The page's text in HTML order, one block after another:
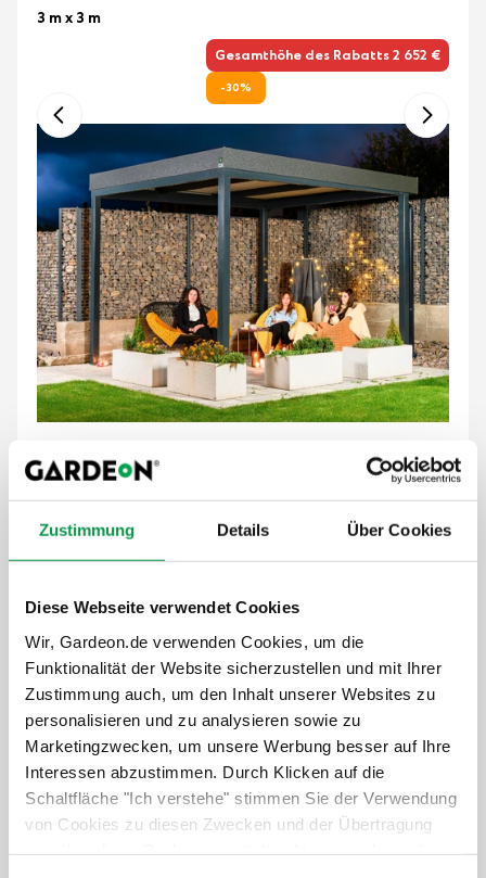
Zustimmung Details Über Cookies
Diese Webseite verwendet Cookies
Wir, Gardeon.de verwenden Cookies, um die
Funktionalität der Website sicherzustellen und mit Ihrer
Zustimmung auch, um den Inhalt unserer Websites zu
personalisieren und zu analysieren sowie zu
Marketingzwecken, um unsere Werbung besser auf Ihre
Interessen abzustimmen. Durch Klicken auf die
Schaltfläche "Ich verstehe" stimmen Sie der Verwendung
von Cookies zu diesen Zwecken und der Übertragung
3 m x 3 m
Gesamthöhe des Rabatts 2 652 €
-30%
100% echte Fotos
Installation inklusive
Dachträger in RAL-Farbe
8 840,-€6 188,-€
Der Preis ist inkl. MwSt.
Auf Lager